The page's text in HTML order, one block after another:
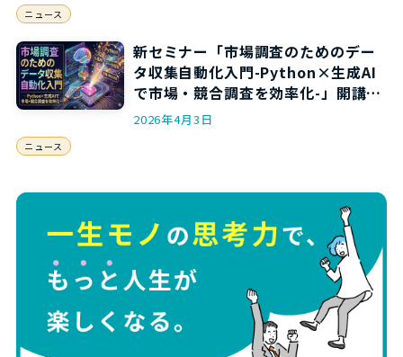
ニュース
新セミナー「市場調査のためのデー
タ収集自動化入門-Python×生成AI
で市場・競合調査を効率化-」開講の
お知らせ
2026年4月3日
ニュース